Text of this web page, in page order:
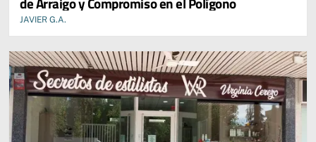
JAVIER G.A.